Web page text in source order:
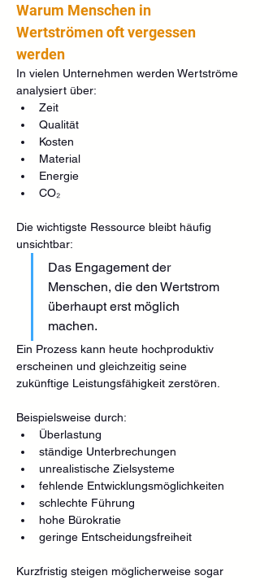
Warum Menschen in
Wertströmen oft vergessen
werden
In vielen Unternehmen werden Wertströme
analysiert über:
Zeit
Qualität
Kosten
Material
Energie
CO₂
Die wichtigste Ressource bleibt häufig
unsichtbar:
Das Engagement der
Menschen, die den Wertstrom
überhaupt erst möglich
machen.
Ein Prozess kann heute hochproduktiv
erscheinen und gleichzeitig seine
zukünftige Leistungsfähigkeit zerstören.
Beispielsweise durch:
Überlastung
ständige Unterbrechungen
unrealistische Zielsysteme
fehlende Entwicklungsmöglichkeiten
schlechte Führung
hohe Bürokratie
geringe Entscheidungsfreiheit
Kurzfristig steigen möglicherweise sogar